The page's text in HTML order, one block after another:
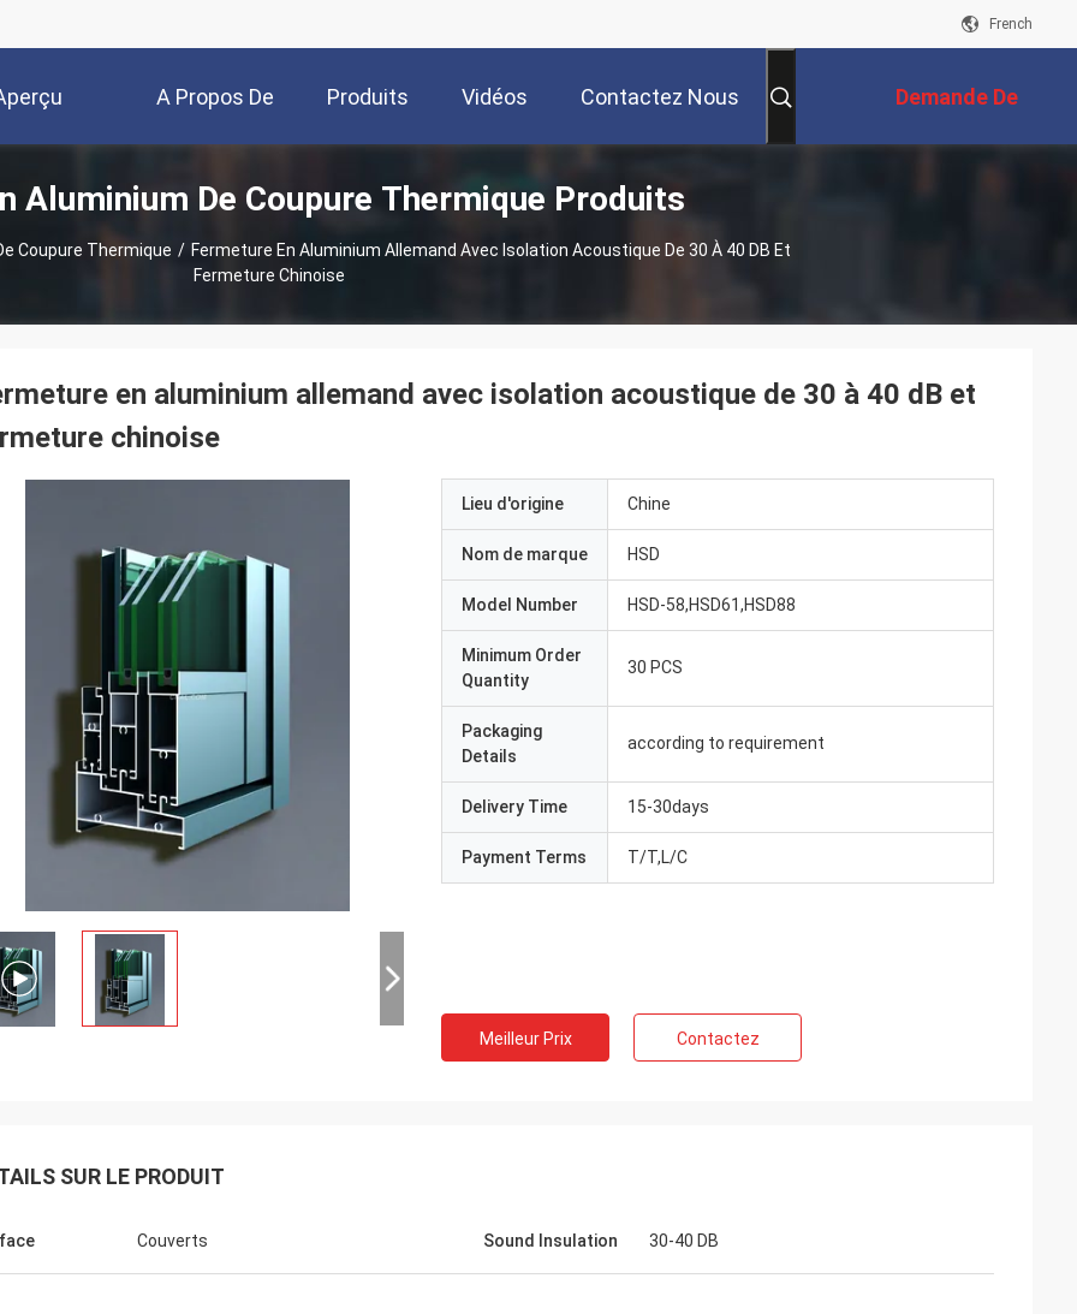
French
A Propos De
Nous
Produits Vidéos Contactez Nous Demande De
Soumission
Aluminium De Coupure Thermique Produits
Coupure Thermique / Fermeture En Aluminium Allemand Avec Isolation Acoustique De 30 À 40 DB Et
Fermeture Chinoise
en aluminium allemand avec isolation acoustique de 30 à 40 dB et
chinoise
Lieu d'origine Chine
Nom de marque HSD
Model Number HSD-58,HSD61,HSD88
Minimum Order
Quantity
30 PCS
Packaging
Details
according to requirement
Delivery Time 15-30days
Payment Terms T/T,L/C
Meilleur Prix Contactez
SUR LE PRODUIT
Couverts Sound Insulation 30-40 DB